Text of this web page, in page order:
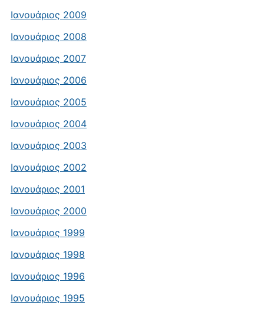
Ιανουάριος 2009
Ιανουάριος 2008
Ιανουάριος 2007
Ιανουάριος 2006
Ιανουάριος 2005
Ιανουάριος 2004
Ιανουάριος 2003
Ιανουάριος 2002
Ιανουάριος 2001
Ιανουάριος 2000
Ιανουάριος 1999
Ιανουάριος 1998
Ιανουάριος 1996
Ιανουάριος 1995